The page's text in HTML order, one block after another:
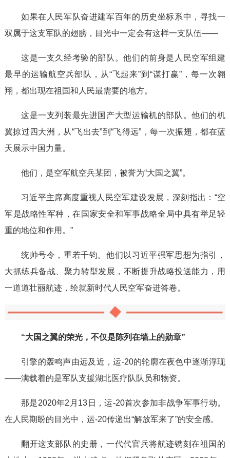
如果在人民军队奋进建军百年的历史坐标系中，寻找一
双属于这支军队的翅膀，目光中一定会有这样一支队伍——
这是一支久经考验的部队。他们的前身是人民空军组建
最早的运输航空兵部队，从“飞起来”到“谋打赢”，每一次翱
翔，都出现在祖国和人民最需要的地方。
这是一支列装最先进国产大型运输机的部队。他们的机
翼掠过四大洲，从“飞出去”到“飞得远”，每一次振翅，都在蓝
天展示中国力量。
他们，是空军航空兵某团，被誉为“大国之翼”。
习近平主席高度重视人民空军建设发展，深刻指出：“空
军是战略性军种，在国家安全和军事战略全局中具有举足轻
重的地位和作用。”
统帅号令，重若千钧。他们以习近平强军思想为指引，
大抓练兵备战、聚力转型发展，不断提升战略投送能力，用
一道道壮丽航迹，绘就新时代人民空军奋进答卷。
“大国之翼的荣光，不仅是陈列在墙上的勋章”
引擎的轰鸣声由远及近，运-20的轮廓在夜色中逐渐浮现
——满载着的是军队支援湖北医疗队队员和物资。
那是2020年2月13日，运-20首次参加非战争军事行动。
在人民期盼的目光中，运-20传递出“解放军来了”的安全感。
翻开这支部队的史册，一代代官兵将航迹镌刻在祖国的